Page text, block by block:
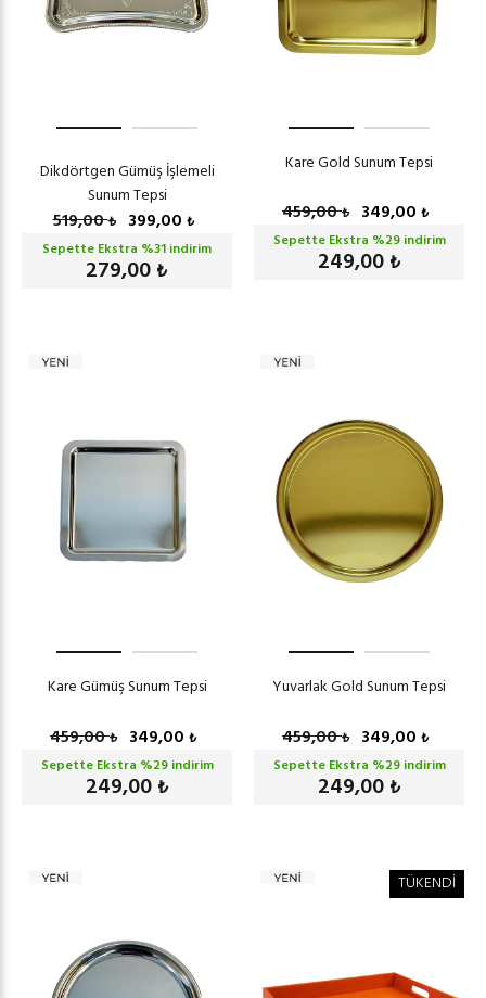
Dikdörtgen Gümüş İşlemeli
Sunum Tepsi
519,00₺ 399,00 ₺
Sepette Ekstra %31 indirim
279,00 ₺
Kare Gold Sunum Tepsi
459,00₺ 349,00 ₺
Sepette Ekstra %29indirim
249,00 ₺
Kare Gümüş Sunum Tepsi
459,00₺ 349,00 ₺
Sepette Ekstra %29indirim
249,00 ₺
Yuvarlak Gold Sunum Tepsi
459,00₺ 349,00 ₺
Sepette Ekstra %29indirim
249,00 ₺
TÜKENDİ